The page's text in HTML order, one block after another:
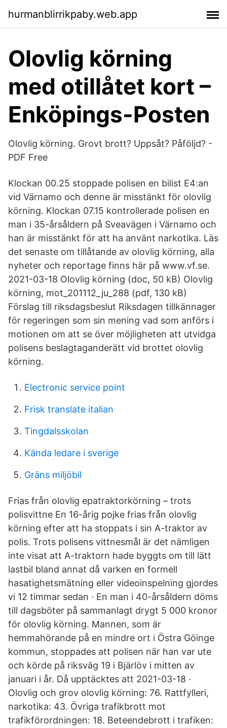
hurmanblirrikpaby.web.app
Olovlig körning
med otillåtet kort –
Enköpings-Posten
Olovlig körning. Grovt brott? Uppsåt? Påföljd? -
PDF Free
Klockan 00.25 stoppade polisen en bilist E4:an
vid Värnamo och denne är misstänkt för olovlig
körning. Klockan 07.15 kontrollerade polisen en
man i 35-årsåldern på Sveavägen i Värnamo och
han är misstänkt för att ha använt narkotika. Läs
det senaste om tillåtande av olovlig körning, alla
nyheter och reportage finns här på www.vf.se.
2021-03-18 Olovlig körning (doc, 50 kB) Olovlig
körning, mot_201112_ju_288 (pdf, 130 kB)
Förslag till riksdagsbeslut Riksdagen tillkännager
för regeringen som sin mening vad som anförs i
motionen om att se över möjligheten att utvidga
polisens beslagtaganderätt vid brottet olovlig
körning.
Electronic service point
Frisk translate italian
Tingdalsskolan
Kända ledare i sverige
Gräns miljöbil
Frias från olovlig epatraktorkörning – trots
polisvittne En 16-årig pojke frias från olovlig
körning efter att ha stoppats i sin A-traktor av
polis. Trots polisens vittnesmål är det nämligen
inte visat att A-traktorn hade byggts om till lätt
lastbil bland annat då varken en formell
hasatighetsmätning eller videoinspelning gjordes
vi 12 timmar sedan · En man i 40-årsåldern döms
till dagsböter på sammanlagt drygt 5 000 kronor
för olovlig körning. Mannen, som är
hemmahörande på en mindre ort i Östra Göinge
kommun, stoppades att polisen när han var ute
och körde på riksväg 19 i Bjärlöv i mitten av
januari i år. Då upptäcktes att 2021-03-18 ·
Olovlig och grov olovlig körning: 76. Rattfylleri,
narkotika: 43. Övriga trafikbrott mot
trafikförordningen: 18. Beteendebrott i trafiken: